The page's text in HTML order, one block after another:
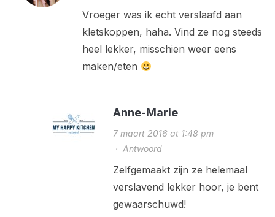
Vroeger was ik echt verslaafd aan
kletskoppen, haha. Vind ze nog steeds
heel lekker, misschien weer eens
maken/eten
Anne-Marie
7 maart 2016 at 1:48 pm
· Antwoord
Zelfgemaakt zijn ze helemaal
verslavend lekker hoor, je bent
gewaarschuwd!